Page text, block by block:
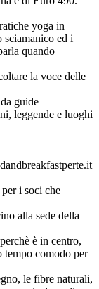
yoga in
sciamanico ed i
quando
la voce delle
guide
leggende e luoghi
i soci che
alla sede della
è in centro,
tempo comodo per
le fibre naturali,